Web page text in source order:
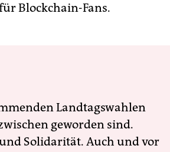
Blockchain-Fans.
Landtagswahlen
geworden sind.
Solidarität. Auch und vor